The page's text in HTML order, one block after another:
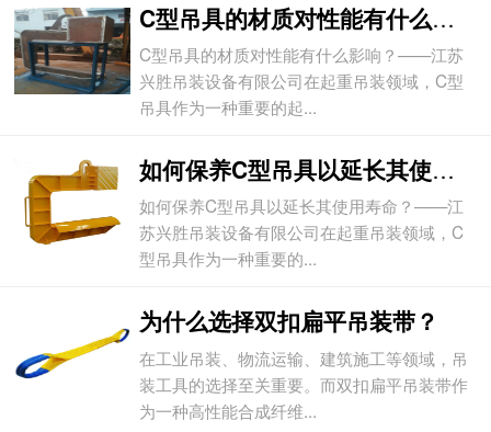
C型吊具的材质对性能有什么影响？
C型吊具的材质对性能有什么影响？——江苏
兴胜吊装设备有限公司在起重吊装领域，C型
吊具作为一种重要的起...
如何保养C型吊具以延长其使用寿命？
如何保养C型吊具以延长其使用寿命？——江
苏兴胜吊装设备有限公司在起重吊装领域，C
型吊具作为一种重要的...
为什么选择双扣扁平吊装带？
在工业吊装、物流运输、建筑施工等领域，吊
装工具的选择至关重要。而双扣扁平吊装带作
为一种高性能合成纤维...